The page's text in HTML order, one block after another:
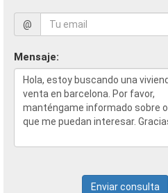
@
Mensaje:
Enviar consulta